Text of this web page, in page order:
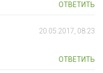
ОТВЕТИТЬ
20.05.2017, 08:23
ОТВЕТИТЬ